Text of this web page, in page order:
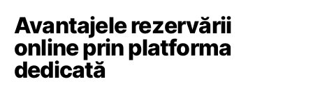
Avantajele rezervării
online prin platforma
dedicată